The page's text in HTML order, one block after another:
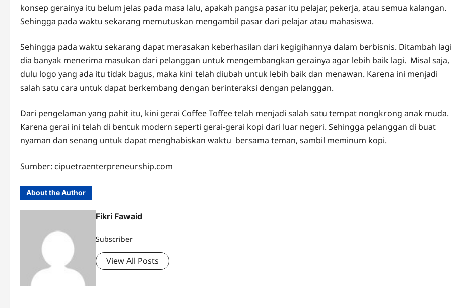
konsep gerainya itu belum jelas pada masa lalu, apakah pangsa pasar itu pelajar, pekerja, atau semua kalangan.
Sehingga pada waktu sekarang memutuskan mengambil pasar dari pelajar atau mahasiswa.
Sehingga pada waktu sekarang dapat merasakan keberhasilan dari kegigihannya dalam berbisnis. Ditambah lagi
dia banyak menerima masukan dari pelanggan untuk mengembangkan gerainya agar lebih baik lagi. Misal saja,
dulu logo yang ada itu tidak bagus, maka kini telah diubah untuk lebih baik dan menawan. Karena ini menjadi
salah satu cara untuk dapat berkembang dengan berinteraksi dengan pelanggan.
Dari pengelaman yang pahit itu, kini gerai Coffee Toffee telah menjadi salah satu tempat nongkrong anak muda.
Karena gerai ini telah di bentuk modern seperti gerai-gerai kopi dari luar negeri. Sehingga pelanggan di buat
nyaman dan senang untuk dapat menghabiskan waktu bersama teman, sambil meminum kopi.
Sumber: cipuetraenterpreneurship.com
About the Author
Fikri Fawaid
Subscriber
View All Posts